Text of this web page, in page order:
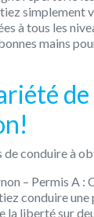
à tous les
mains
conduire à
– Permis A
conduire
la liberté sur